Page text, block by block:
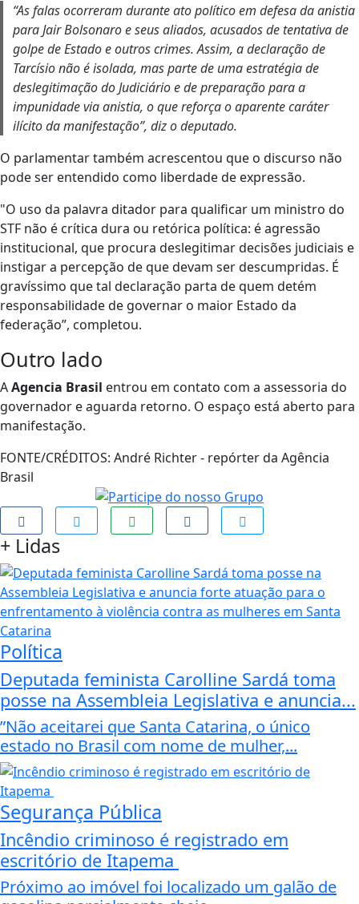
“As falas ocorreram durante ato político em defesa da anistia
para Jair Bolsonaro e seus aliados, acusados de tentativa de
golpe de Estado e outros crimes. Assim, a declaração de
Tarcísio não é isolada, mas parte de uma estratégia de
deslegitimação do Judiciário e de preparação para a
impunidade via anistia, o que reforça o aparente caráter
ilícito da manifestação”, diz o deputado.
O parlamentar também acrescentou que o discurso não
pode ser entendido como liberdade de expressão.
"O uso da palavra ditador para qualificar um ministro do
STF não é crítica dura ou retórica política: é agressão
institucional, que procura deslegitimar decisões judiciais e
instigar a percepção de que devam ser descumpridas. É
gravíssimo que tal declaração parta de quem detém
responsabilidade de governar o maior Estado da
federação”, completou.
Outro lado
AAgencia Brasil entrou em contato com a assessoria do
governador e aguarda retorno. O espaço está aberto para
manifestação.
FONTE/CRÉDITOS: André Richter - repórter da Agência
Brasil
+ Lidas
Política
Deputada feminista Carolline Sardá toma
posse na Assembleia Legislativa e anuncia...
”Não aceitarei que Santa Catarina, o único
estado no Brasil com nome de mulher,...
Segurança Pública
Incêndio criminoso é registrado em
escritório de Itapema
Próximo ao imóvel foi localizado um galão de